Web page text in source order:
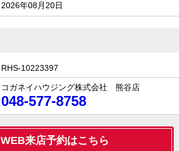
2026年08月20日
RHS-10223397
コガネイハウジング株式会社 熊谷店
048-577-8758
WEB来店予約はこちら